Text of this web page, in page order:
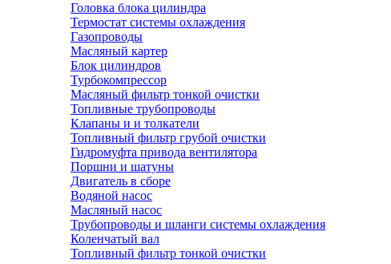
Головка блока цилиндра
Термостат системы охлаждения
Газопроводы
Масляный картер
Блок цилиндров
Турбокомпрессор
Масляный фильтр тонкой очистки
Топливные трубопроводы
Клапаны и и толкатели
Топливный фильтр грубой очистки
Гидромуфта привода вентилятора
Поршни и шатуны
Двигатель в сборе
Водяной насос
Масляный насос
Трубопроводы и шланги системы охлаждения
Коленчатый вал
Топливный фильтр тонкой очистки